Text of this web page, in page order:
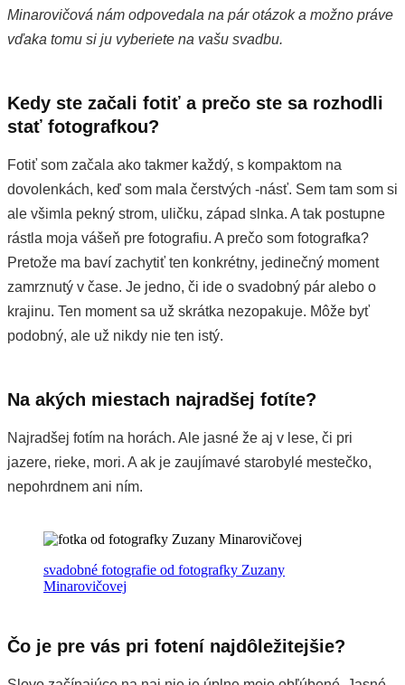
Minarovičová nám odpovedala na pár otázok a možno práve
vďaka tomu si ju vyberiete na vašu svadbu.
Kedy ste začali fotiť a prečo ste sa rozhodli
stať fotografkou?
Fotiť som začala ako takmer každý, s kompaktom na
dovolenkách, keď som mala čerstvých -násť. Sem tam som si
ale všimla pekný strom, uličku, západ slnka. A tak postupne
rástla moja vášeň pre fotografiu. A prečo som fotografka?
Pretože ma baví zachytiť ten konkrétny, jedinečný moment
zamrznutý v čase. Je jedno, či ide o svadobný pár alebo o
krajinu. Ten moment sa už skrátka nezopakuje. Môže byť
podobný, ale už nikdy nie ten istý.
Na akých miestach najradšej fotíte?
Najradšej fotím na horách. Ale jasné že aj v lese, či pri
jazere, rieke, mori. A ak je zaujímavé starobylé mestečko,
nepohrdnem ani ním.
svadobné fotografie od fotografky Zuzany
Minarovičovej
Čo je pre vás pri fotení najdôležitejšie?